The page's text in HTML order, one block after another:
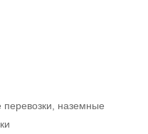
перевозки, наземные